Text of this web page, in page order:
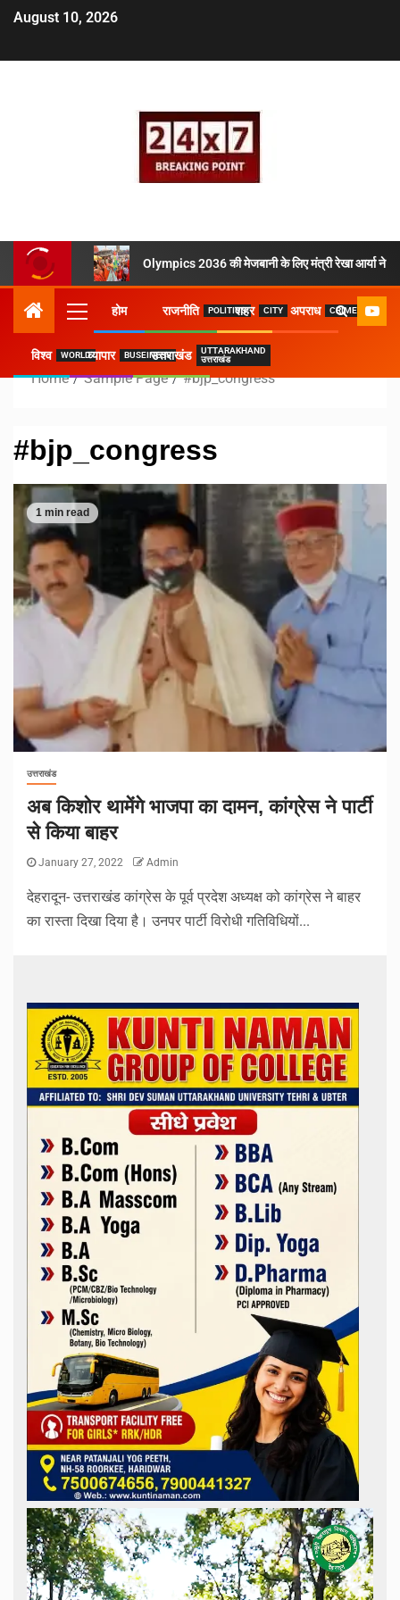
August 10, 2026
Olympics 2036 की मेजबानी के लिए मंत्री रेखा आर्या ने
होम राजनीति POLITICSशहर CITY अपराध CRIME
विश्व WORLDव्यापार BUSEINESSउत्तराखंड
UTTARAKHAND
उत्तराखंड
Home Sample Page #bjp_congress
#bjp_congress
1 min read
उत्तराखंड
अब किशोर थामेंगे भाजपा का दामन, कांग्रेस ने पार्टी
से किया बाहर
January 27, 2022 Admin
देहरादून- उत्तराखंड कांग्रेस के पूर्व प्रदेश अध्यक्ष को कांग्रेस ने बाहर
का रास्ता दिखा दिया है। उनपर पार्टी विरोधी गतिविधियों...